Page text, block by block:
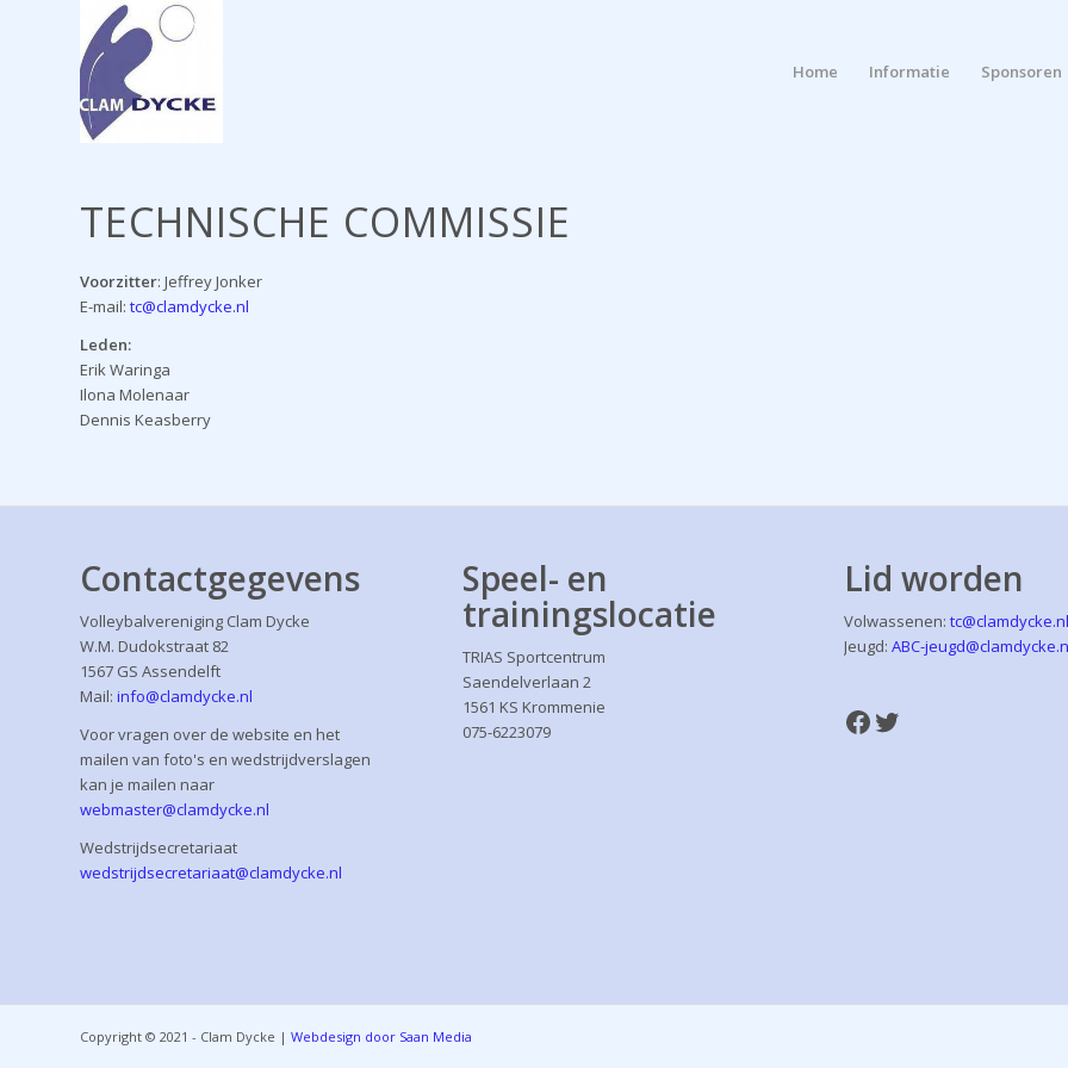
Home Informatie Sponsoren
TECHNISCHE COMMISSIE
Voorzitter: Jeffrey Jonker
E-mail: tc@clamdycke.nl
Leden:
Erik Waringa
Ilona Molenaar
Dennis Keasberry
Contactgegevens
Volleybalvereniging Clam Dycke
W.M. Dudokstraat 82
1567 GS Assendelft
Mail: info@clamdycke.nl
Voor vragen over de website en het
mailen van foto's en wedstrijdverslagen
kan je mailen naar
webmaster@clamdycke.nl
Wedstrijdsecretariaat
wedstrijdsecretariaat@clamdycke.nl
Speel- en
trainingslocatie
TRIAS Sportcentrum
Saendelverlaan 2
1561 KS Krommenie
075-6223079
Lid worden
Volwassenen:
Jeugd:ABC-
Facebook
Twitter
Copyright © 2021 - Clam Dycke | Webdesign door Saan Media